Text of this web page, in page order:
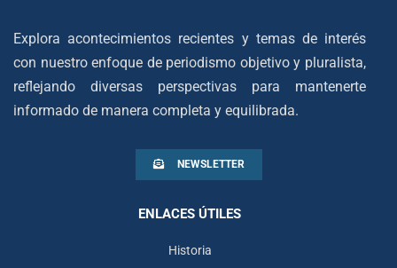
Explora acontecimientos recientes y temas de interés
con nuestro enfoque de periodismo objetivo y pluralista,
reflejando diversas perspectivas para mantenerte
informado de manera completa y equilibrada.
NEWSLETTER
ENLACES ÚTILES
Historia